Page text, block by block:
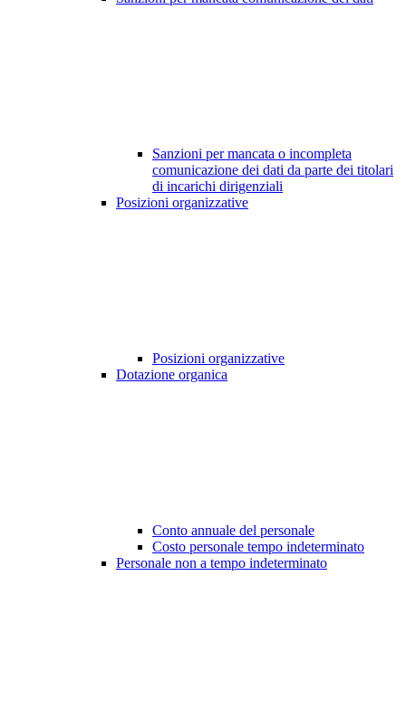
Sanzioni per mancata o incompleta
comunicazione dei dati da parte dei titolari
di incarichi dirigenziali
Posizioni organizzative
Posizioni organizzative
Dotazione organica
Conto annuale del personale
Costo personale tempo indeterminato
Personale non a tempo indeterminato